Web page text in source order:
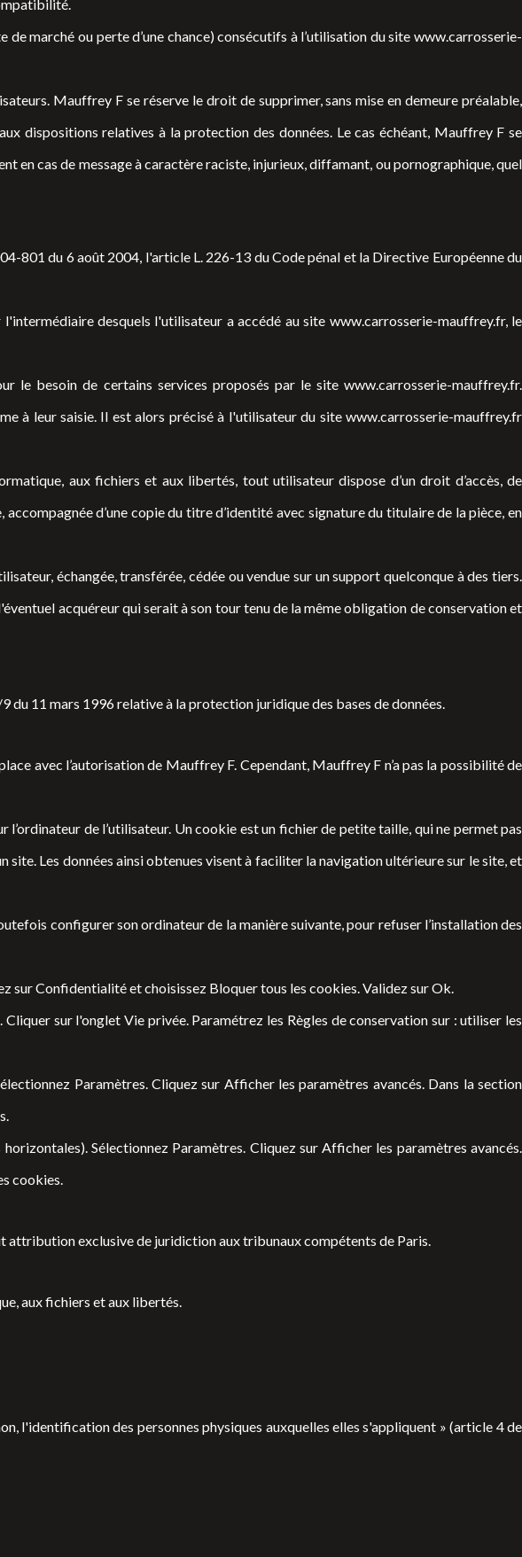
marché ou perte d’une chance) consécutifs à l’utilisation du site www.carrosserie-
Mauffrey F se réserve le droit de supprimer, sans mise en demeure préalable,
dispositions relatives à la protection des données. Le cas échéant, Mauffrey F se
en cas de message à caractère raciste, injurieux, diffamant, ou pornographique, quel
801 du 6 août 2004, l'article L. 226-13 du Code pénal et la Directive Européenne du
desquels l'utilisateur a accédé au site www.carrosserie-mauffrey.fr, le
le besoin de certains services proposés par le site www.carrosserie-mauffrey.fr.
à leur saisie. Il est alors précisé à l'utilisateur du site www.carrosserie-mauffrey.fr
aux fichiers et aux libertés, tout utilisateur dispose d’un droit d’accès, de
d’une copie du titre d’identité avec signature du titulaire de la pièce, en
échangée, transférée, cédée ou vendue sur un support quelconque à des tiers.
acquéreur qui serait à son tour tenu de la même obligation de conservation et
11 mars 1996 relative à la protection juridique des bases de données.
avec l’autorisation de Mauffrey F. Cependant, Mauffrey F n’a pas la possibilité de
de l’utilisateur. Un cookie est un fichier de petite taille, qui ne permet pas
Les données ainsi obtenues visent à faciliter la navigation ultérieure sur le site, et
configurer son ordinateur de la manière suivante, pour refuser l’installation des
sur Confidentialité et choisissez Bloquer tous les cookies. Validez sur Ok.
sur l'onglet Vie privée. Paramétrez les Règles de conservation sur : utiliser les
Paramètres. Cliquez sur Afficher les paramètres avancés. Dans la section
Sélectionnez Paramètres. Cliquez sur Afficher les paramètres avancés.
cookies.
attribution exclusive de juridiction aux tribunaux compétents de Paris.
aux fichiers et aux libertés.
l'identification des personnes physiques auxquelles elles s'appliquent » (article 4 de